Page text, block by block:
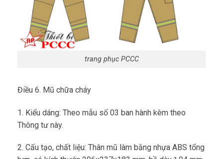
trang phục PCCC
Điều 6. Mũ chữa cháy
1. Kiểu dáng: Theo mẫu số 03 ban hành kèm theo
Thông tư này.
2. Cấu tạo, chất liệu: Thân mũ làm bằng nhựa ABS tổng